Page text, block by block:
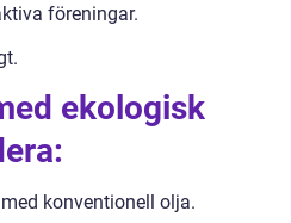
föreningar.
ekologisk
konventionell olja.